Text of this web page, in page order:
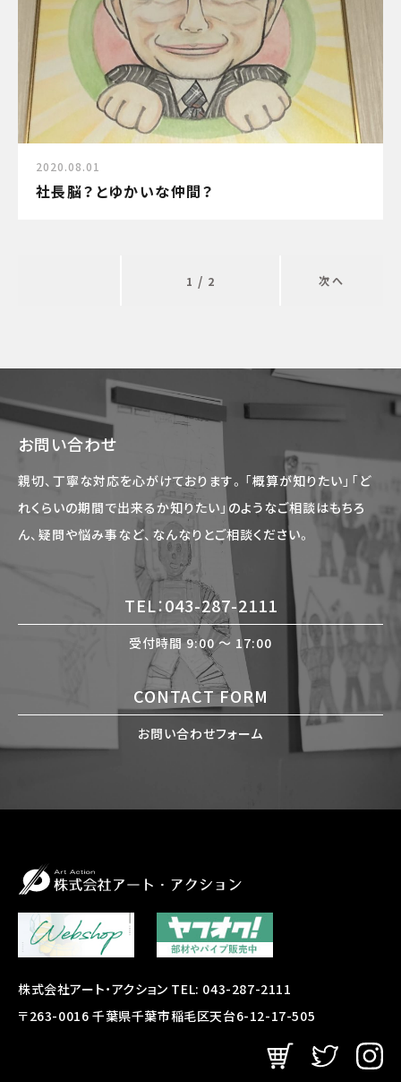
2020.08.01
社長脳？とゆかいな仲間？
1 / 2 次へ
お問い合わせ
親切、丁寧な対応を心がけております。「概算が知りたい」「ど
れくらいの期間で出来るか知りたい」のようなご相談はもちろ
ん、疑問や悩み事など、なんなりとご相談ください。
TEL：043-287-2111
受付時間 9:00 〜 17:00
CONTACT FORM
お問い合わせフォーム
株式会社アート・アクション TEL: 043-287-2111
〒263-0016 千葉県千葉市稲毛区天台6-12-17-505